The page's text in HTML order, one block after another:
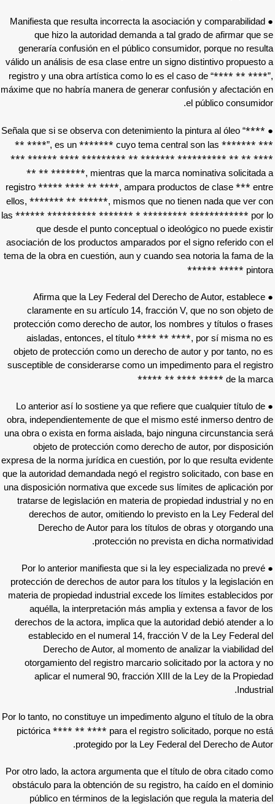
● Manifiesta que resulta incorrecta la
que hizo la autoridad demanda a tal
generaría confusión en el público
válido un análisis de esa clase entre un
registro y una obra artística como lo es el
máxime que no habría manera de generar
** **** ”, es un*******cuyo tema
*** ****** **** ********* ** *******
** ** *******, mientras que la marca
registro***** **** ** ****, ampara
ellos,******* ** ******, mismos que no
las****** ********** ******* *
que desde el punto conceptual o
asociación de los productos amparados por
tema de la obra en cuestión, aun y cuando
● Afirma que la Ley Federal del
claramente en su artículo 14, fracción
protección como derecho de autor, los
aisladas, entonces, el título**** **
objeto de protección como un derecho de
susceptible de considerarse como un
*****
● Lo anterior así lo sostiene ya que refiere
obra, independientemente de que el mismo
una obra o exista en forma aislada, bajo
objeto de protección como derecho
expresa de la norma jurídica en cuestión, por
que la autoridad demandada negó el registro
una disposición normativa que excede sus
tratarse de legislación en materia de
derechos de autor, omitiendo lo
Derecho de Autor para los títulos de
protección no
● Por lo anterior manifiesta que si la ley
protección de derechos de autor para los
materia de propiedad industrial excede los
aquélla, la interpretación más amplia
derechos de la actora, implica que la
establecido en el numeral 14, fracción
Derecho de Autor, al momento de
otorgamiento del registro marcario
aplicar el numeral 90, fracción XIII
Por lo tanto, no constituye un impedimento
pictórica**** ** ****para el registro
protegido por la Ley
Por otro lado, la actora argumenta que el
obstáculo para la obtención de su registro,
público en términos de la legislación